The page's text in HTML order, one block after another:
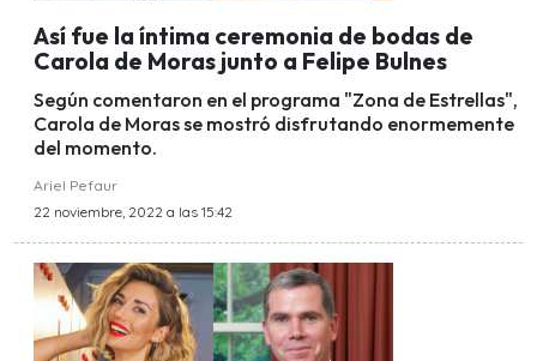
Así fue la íntima ceremonia de bodas de
Carola de Moras junto a Felipe Bulnes
Según comentaron en el programa "Zona de Estrellas",
Carola de Moras se mostró disfrutando enormemente
del momento.
Ariel Pefaur
22 noviembre, 2022 a las 15:42